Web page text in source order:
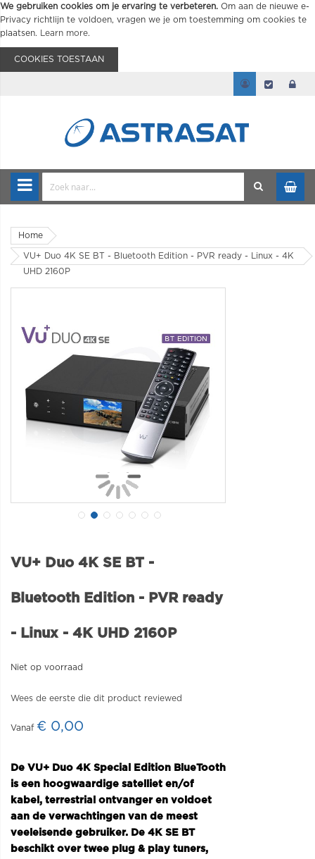
We gebruiken cookies om je ervaring te verbeteren. Om aan de nieuwe e-
Privacy richtlijn te voldoen, vragen we je om toestemming om cookies te
plaatsen.
Learn more.
COOKIES TOESTAAN
Home
VU+ Duo 4K SE BT - Bluetooth Edition - PVR ready - Linux - 4K
UHD 2160P
VU+ Duo 4K SE BT -
Bluetooth Edition - PVR ready
- Linux - 4K UHD 2160P
Niet op voorraad
Wees de eerste die dit product reviewed
€ 0,00
De VU+ Duo 4K Special Edition BlueTooth
is een hoogwaardige satelliet en/of
kabel, terrestrial ontvanger en voldoet
aan de verwachtingen van de meest
veeleisende gebruiker. De 4K SE BT
beschikt over twee plug & play tuners,